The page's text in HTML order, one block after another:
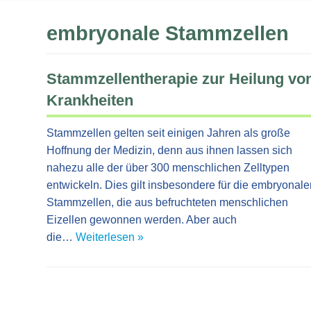
embryonale Stammzellen
Stammzellentherapie zur Heilung
Krankheiten
Stammzellen gelten seit einigen Jahren als große
Hoffnung der Medizin, denn aus ihnen lassen sich
nahezu alle der über 300 menschlichen Zelltypen
entwickeln. Dies gilt insbesondere für die
Stammzellen, die aus befruchteten menschlichen
Eizellen gewonnen werden. Aber auch
die… Weiterlesen »